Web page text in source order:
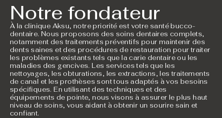
Notre fondateur
À la clinique Aksu, notre priorité est votre santé bucco-
dentaire. Nous proposons des soins dentaires complets,
notamment des traitements préventifs pour maintenir des
dents saines et des procédures de restauration pour traiter
les problèmes existants tels que la carie dentaire ou les
maladies des gencives. Les services tels que les
nettoyages, les obturations, les extractions, les traitements
de canal et les prothèses sont tous adaptés à vos besoins
spécifiques. En utilisant des techniques et des
équipements de pointe, nous visons à assurer le plus haut
niveau de soins, vous aidant à obtenir un sourire sain et
confiant.